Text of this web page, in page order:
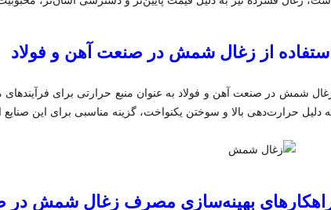
استفاده از زغال شمش در صنعت آهن و فولاد
شمش در صنعت آهن و فولاد به عنوان منبع حرارتی برای
دلیل حرارت‌دهی بالا و سوختن یکنواخت، گزینه مناسبی برای این
بهینه‌سازی مصرف زغال شمش در